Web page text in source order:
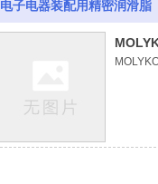
电子电器装配用精密润滑脂